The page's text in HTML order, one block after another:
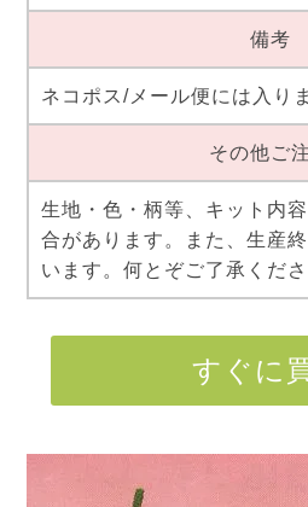
備考
ネコポス/メール便には入り
その他ご
生地・色・柄等、キット内
合があります。また、生産
います。何とぞご了承くださ
すぐに